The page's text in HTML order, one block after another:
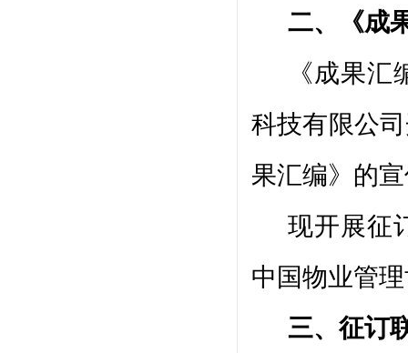
二、《成
《成果
科技有限公
果汇编》的
现开展征
中国物业管
三、征订